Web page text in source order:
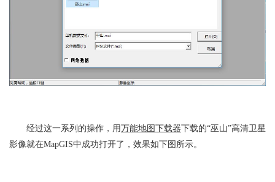
经过这一系列的操作，用万能地图下载器下载的“巫山”高清卫星
影像就在MapGIS中成功打开了，效果如下图所示。